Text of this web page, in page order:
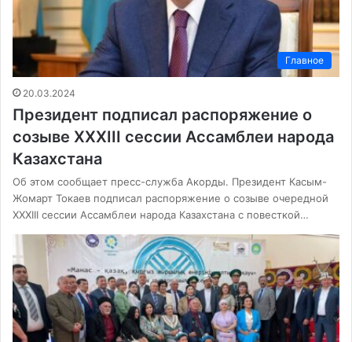
Главное
20.03.2024
Президент подписал распоряжение о
созыве ХХХІІІ сессии Ассамблеи народа
Казахстана
Об этом сообщает пресс-служба Акорды. Президент Касым-
Жомарт Токаев подписал распоряжение о созыве очередной
ХХХІІІ сессии Ассамблеи народа Казахстана с повесткой…